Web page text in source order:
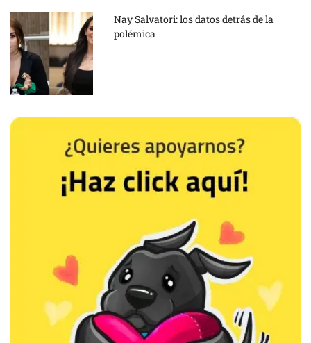
Nay Salvatori: los datos detrás de la
polémica